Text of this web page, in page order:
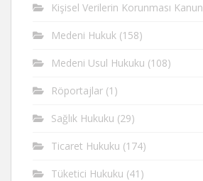
Kişisel Verilerin Korunması
Medeni Hukuk (158)
Medeni Usul Hukuku (108)
Röportajlar (1)
Sağlık Hukuku (29)
Ticaret Hukuku (174)
Tüketici Hukuku (41)